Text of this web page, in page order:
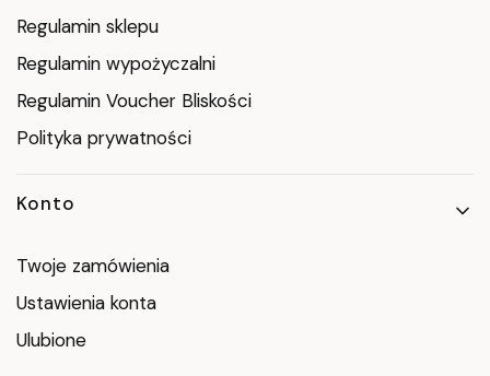
Regulamin sklepu
Regulamin wypożyczalni
Regulamin Voucher Bliskości
Polityka prywatności
Konto
Twoje zamówienia
Ustawienia konta
Ulubione